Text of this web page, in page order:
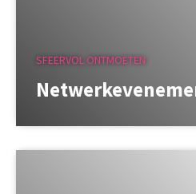
SFEERVOL ONTMOETEN